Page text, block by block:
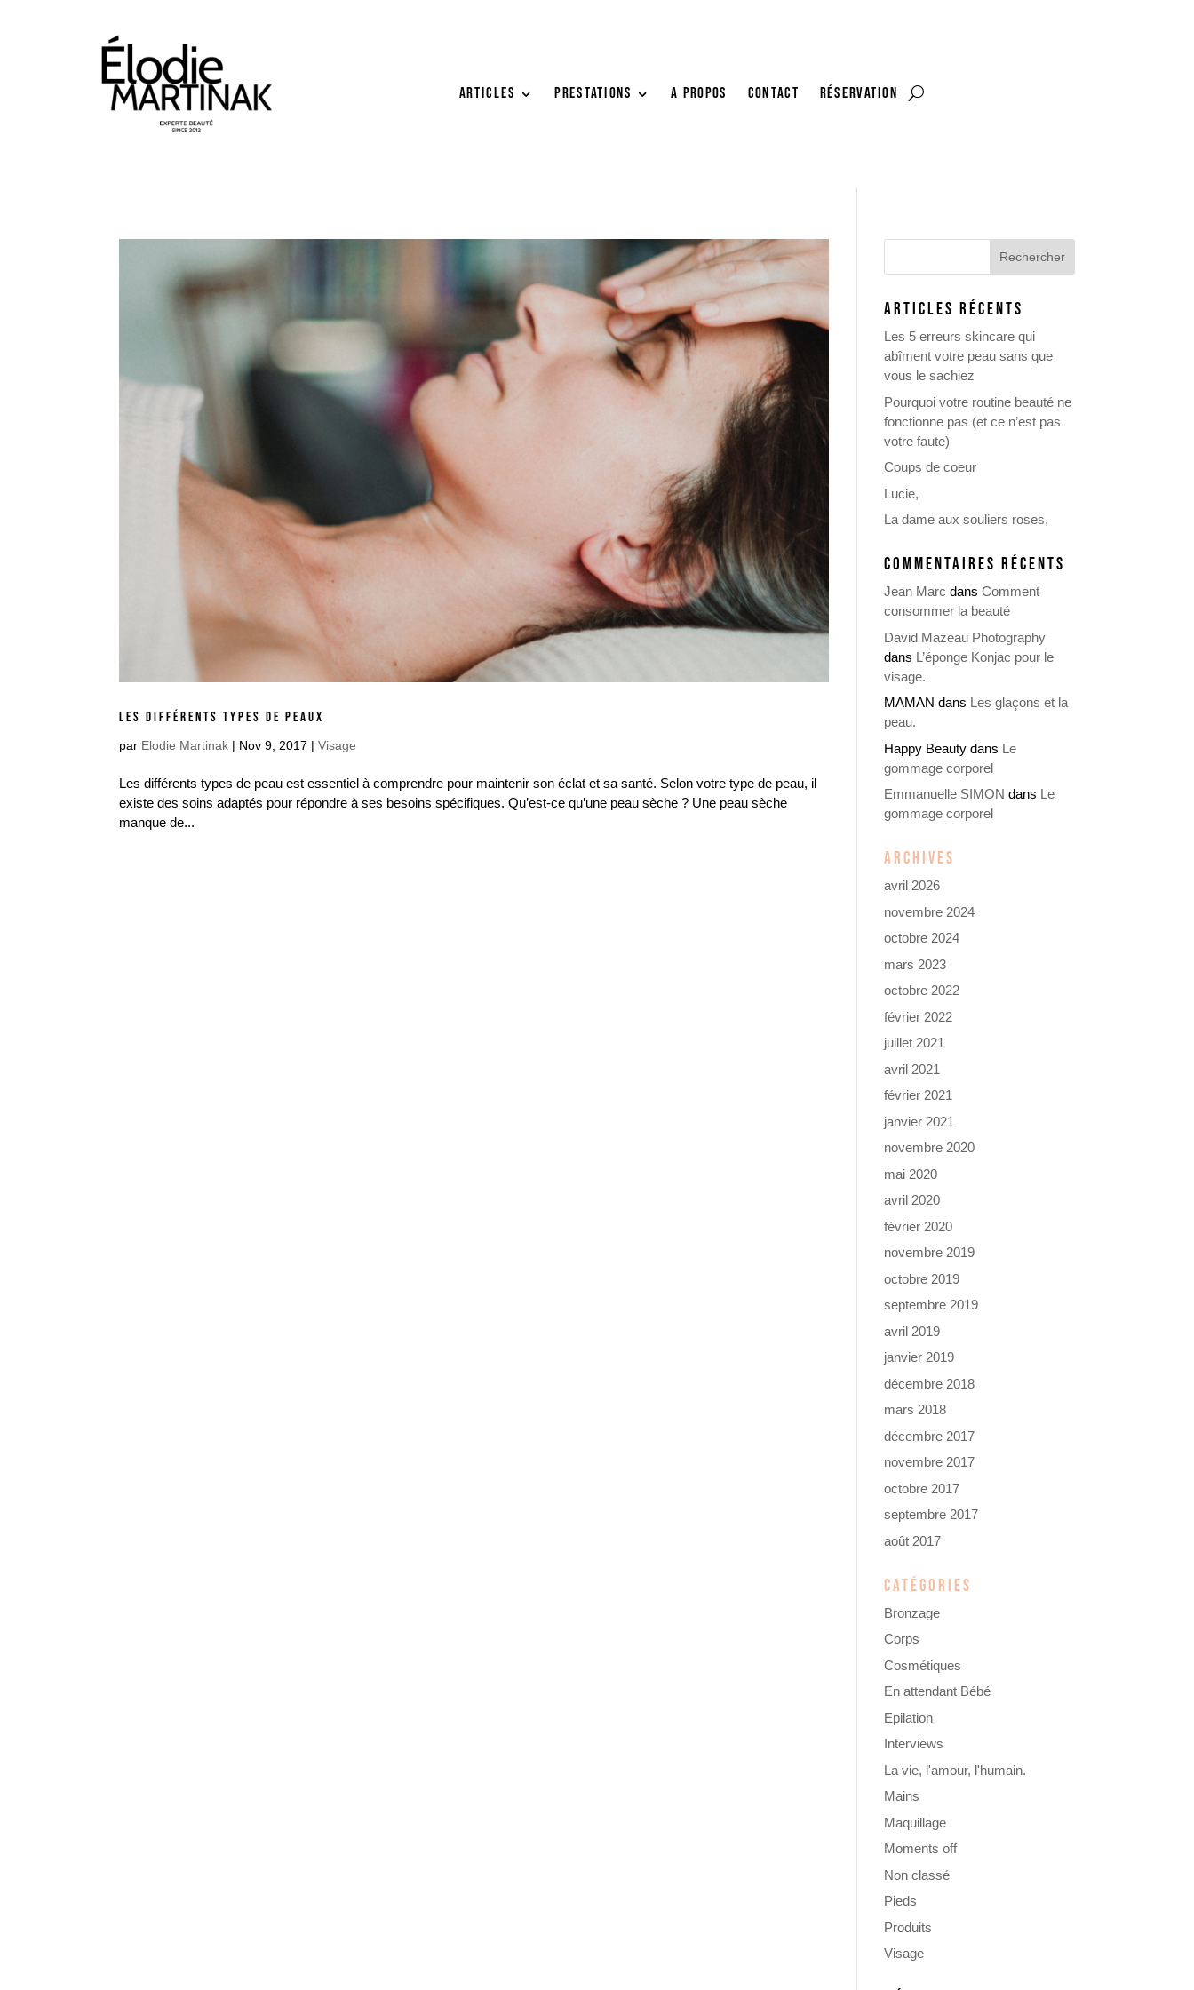
ARTICLES PRESTATIONS A PROPOS Contact RÉSERVATION
LES DIFFÉRENTS TYPES DE PEAUX
par Elodie Martinak | Nov 9, 2017 |Visage
Les différents types de peau est essentiel à comprendre pour maintenir son éclat et sa santé. Selon votre type de peau, il
existe des soins adaptés pour répondre à ses besoins spécifiques. Qu’est-ce qu’une peau sèche ? Une peau sèche
manque de...
ARTICLES RÉCENTS
Les 5 erreurs skincare qui
abîment votre peau sans que
vous le sachiez
Pourquoi votre routine beauté ne
fonctionne pas (et ce n’est pas
votre faute)
Coups de coeur
Lucie,
La dame aux souliers roses,
COMMENTAIRES RÉCENTS
Jean Marc dans Comment
consommer la beauté
David Mazeau Photography
dans L’éponge Konjac pour le
visage.
MAMAN dans Les glaçons et la
peau.
Happy Beautydans Le
gommage corporel
Emmanuelle SIMON dans Le
gommage corporel
ARCHIVES
avril 2026
novembre 2024
octobre 2024
mars 2023
octobre 2022
février 2022
juillet 2021
avril 2021
février 2021
janvier 2021
novembre 2020
mai 2020
avril 2020
février 2020
novembre 2019
octobre 2019
septembre 2019
avril 2019
janvier 2019
décembre 2018
mars 2018
décembre 2017
novembre 2017
octobre 2017
septembre 2017
août 2017
CATÉGORIES
Bronzage
Corps
Cosmétiques
En attendant Bébé
Epilation
Interviews
La vie, l'amour, l'humain.
Mains
Maquillage
Moments off
Non classé
Pieds
Produits
Visage